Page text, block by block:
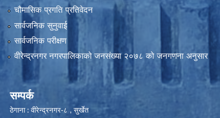
चौमासिक प्रगति प्रतिवेदन
सार्वजनिक सुनुवाई
सार्वजनिक परीक्षण
वीरेन्द्रनगर नगरपालिकाकाे जनसंख्या २०७८ काे जनगणना अनुसार
सम्पर्क
ठेगाना : वीरेन्द्रनगर-८ , सुर्खेत